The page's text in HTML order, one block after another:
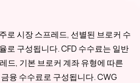
로 시장 스프레드, 선별된 브로커 수
로 구성됩니다. CFD 수수료는 일반
드, 기본 브로커 계좌 유형에 따른
융 수수료로 구성됩니다. CWG